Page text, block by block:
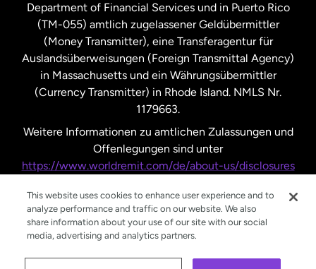
Vereinigtes Königreich
Department of Financial Services und in Puerto Rico
(TM-055) amtlich zugelassener Geldübermittler
(Money Transmitter), eine Transferagentur für
Auslandsüberweisungen (Foreign Transmittal Agency)
in Massachusetts und ein Währungsübermittler
(Currency Transmitter) in Rhode Island. NMLS Nr.
1179663.
Weitere Informationen zu amtlichen Zulassungen und
Offenlegungen sind unter
https://www.worldremit.com/de/about-us/disclosures
This website uses cookies to enhance user experience and to
analyze performance and traffic on our website. We also
share information about your use of our site with our social
media, advertising and analytics partners.